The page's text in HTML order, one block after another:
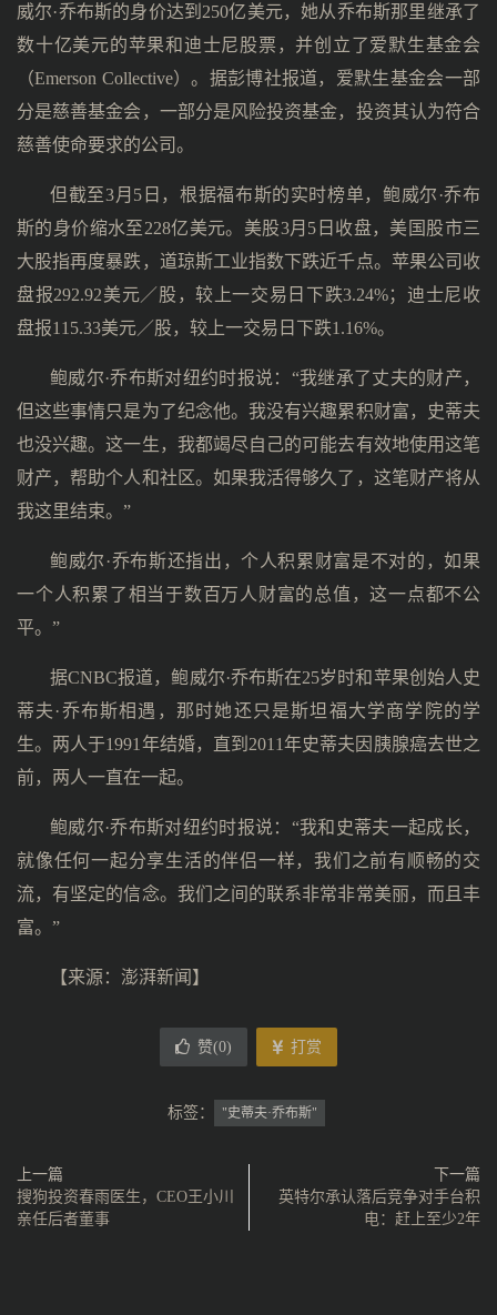
威尔·乔布斯的身价达到250亿美元，她从乔布斯那里继承了
数十亿美元的苹果和迪士尼股票，并创立了爱默生基金会
（Emerson Collective）。据彭博社报道，爱默生基金会一部
分是慈善基金会，一部分是风险投资基金，投资其认为符合
慈善使命要求的公司。
但截至3月5日，根据福布斯的实时榜单，鲍威尔·乔布
斯的身价缩水至228亿美元。美股3月5日收盘，美国股市三
大股指再度暴跌，道琼斯工业指数下跌近千点。苹果公司收
盘报292.92美元／股，较上一交易日下跌3.24%；迪士尼收
盘报115.33美元／股，较上一交易日下跌1.16%。
鲍威尔·乔布斯对纽约时报说：“我继承了丈夫的财产，
但这些事情只是为了纪念他。我没有兴趣累积财富，史蒂夫
也没兴趣。这一生，我都竭尽自己的可能去有效地使用这笔
财产，帮助个人和社区。如果我活得够久了，这笔财产将从
我这里结束。”
鲍威尔·乔布斯还指出，个人积累财富是不对的，如果
一个人积累了相当于数百万人财富的总值，这一点都不公
平。”
据CNBC报道，鲍威尔·乔布斯在25岁时和苹果创始人史
蒂夫·乔布斯相遇，那时她还只是斯坦福大学商学院的学
生。两人于1991年结婚，直到2011年史蒂夫因胰腺癌去世之
前，两人一直在一起。
鲍威尔·乔布斯对纽约时报说：“我和史蒂夫一起成长，
就像任何一起分享生活的伴侣一样，我们之前有顺畅的交
流，有坚定的信念。我们之间的联系非常非常美丽，而且丰
富。”
【来源： 澎湃新闻 】
赞(0) 打赏
标签： "史蒂夫·乔布斯"
上一篇
搜狗投资春雨医生，CEO王小川
亲任后者董事
下一篇
英特尔承认落后竞争对手台积
电：赶上至少2年